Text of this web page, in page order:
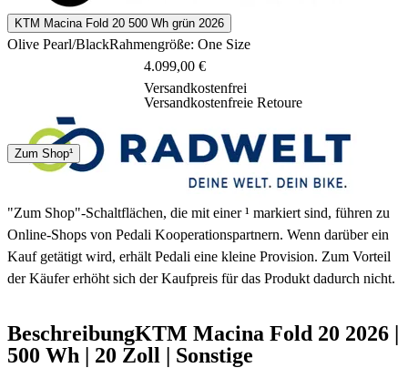
KTM Macina Fold 20 500 Wh grün 2026
Olive Pearl/BlackRahmengröße: One Size
Spedition
2 Tage
4.099,00 €
Versandkostenfrei
Versandkostenfreie Retoure
Zum Shop¹
"Zum Shop"-Schaltflächen, die mit einer ¹ markiert sind, führen zu
Online-Shops von Pedali Kooperationspartnern. Wenn darüber ein
Kauf getätigt wird, erhält Pedali eine kleine Provision. Zum Vorteil
der Käufer erhöht sich der Kaufpreis für das Produkt dadurch nicht.
BeschreibungKTM Macina Fold 20 2026 |
500 Wh | 20 Zoll | Sonstige